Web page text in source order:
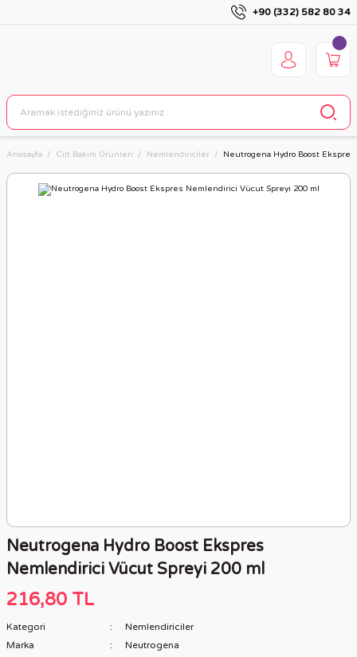
+90 (332) 582 80 34
Anasayfa Cilt Bakım Ürünleri Nemlendiriciler Neutrogena Hydro Boost
Neutrogena Hydro Boost Ekspres
Nemlendirici Vücut Spreyi 200 ml
216,80 TL
Kategori
Nemlendiriciler
Marka
Neutrogena